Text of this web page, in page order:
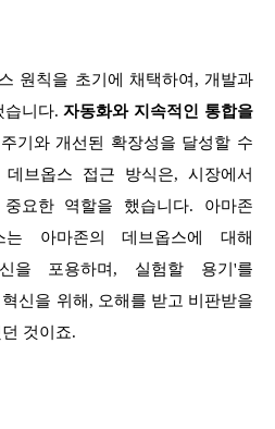
원칙을 초기에 채택하여, 개발과
습니다.자동화와 지속적인 통합을
기와 개선된 확장성을 달성할 수
브옵스 접근 방식은, 시장에서
요한 역할을 했습니다. 아마존
는 아마존의 데브옵스에 대해
을 포용하며, 실험할 용기'를
신을 위해, 오해를 받고 비판받을
것이죠.